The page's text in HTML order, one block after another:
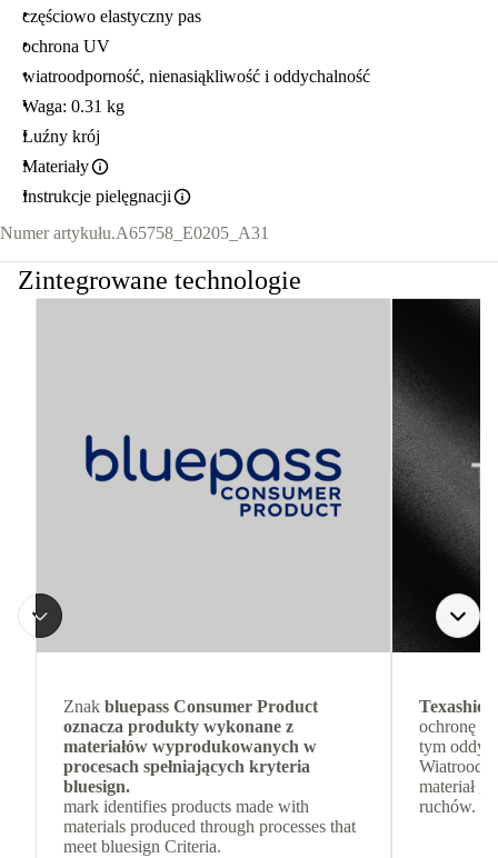
częściowo elastyczny pas
ochrona UV
wiatroodporność, nienasiąkliwość i oddychalność
Waga: 0.31 kg
Luźny krój
Materiały
Instrukcje pielęgnacji
Numer artykułu.A65758_E0205_A31
Zintegrowane technologie
Znak bluepass Consumer Product
oznacza produkty wykonane z
materiałów wyprodukowanych w
procesach spełniających kryteria
bluesign.
mark identifies products made with
materials produced through processes that
meet bluesign Criteria.
ochronę
tym
materiał
ruchów.